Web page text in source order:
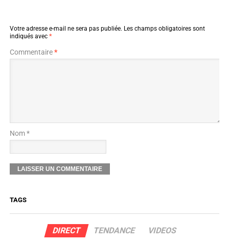
Votre adresse e-mail ne sera pas publiée. Les champs obligatoires sont
indiqués avec *
Commentaire*
Nom *
TAGS
DIRECT TENDANCE VIDEOS